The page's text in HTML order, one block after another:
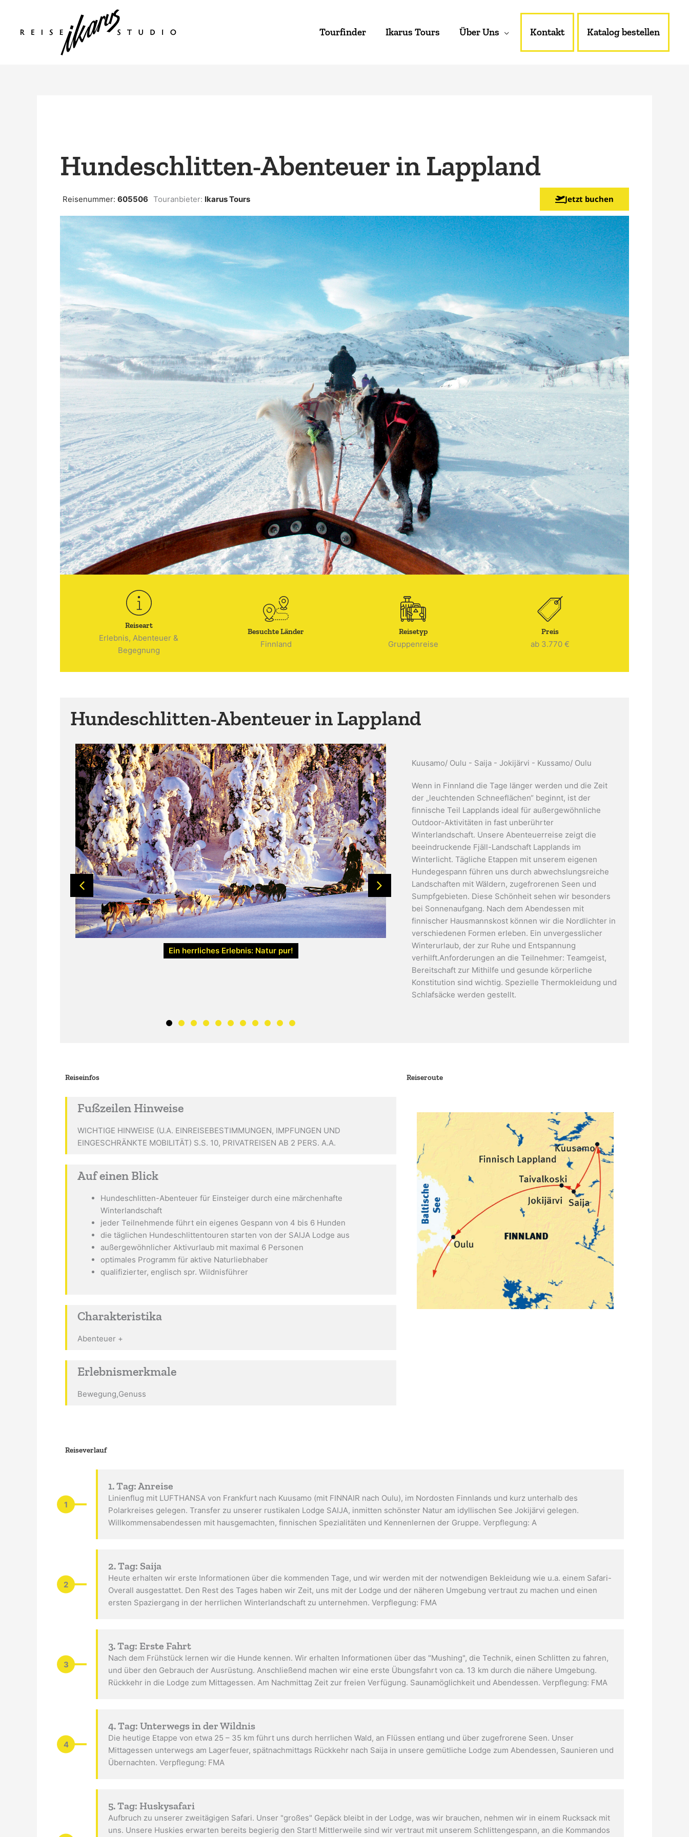
springen
Tourfinder Ikarus Tours Über Uns Kontakt Katalog bestellen
Hundeschlitten-Abenteuer in Lappland
Reisenummer: 605506 Touranbieter: Ikarus Tours Jetzt buchen
Reiseart
Erlebnis, Abenteuer &
Begegnung
Besuchte Länder
Finnland
Reisetyp
Gruppenreise
Preis
ab 3.770 €
Hundeschlitten-Abenteuer in Lappland
Ein herrliches Erlebnis: Natur pur!
Unsere treuen Freunde
Kuusamo/ Oulu - Saija - Jokijärvi - Kussamo/ Oulu
Wenn in Finnland die Tage länger werden und die Zeit
der „leuchtenden Schneeflächen“ beginnt, ist der
finnische Teil Lapplands ideal für außergewöhnliche
Outdoor-Aktivitäten in fast unberührter
Winterlandschaft. Unsere Abenteuerreise zeigt die
beeindruckende Fjäll-Landschaft Lapplands im
Winterlicht. Tägliche Etappen mit unserem eigenen
Hundegespann führen uns durch abwechslungsreiche
Landschaften mit Wäldern, zugefrorenen Seen und
Sumpfgebieten. Diese Schönheit sehen wir besonders
bei Sonnenaufgang. Nach dem Abendessen mit
finnischer Hausmannskost können wir die Nordlichter in
verschiedenen Formen erleben. Ein unvergesslicher
Winterurlaub, der zur Ruhe und Entspannung
verhilft.Anforderungen an die Teilnehmer: Teamgeist,
Bereitschaft zur Mithilfe und gesunde körperliche
Konstitution sind wichtig. Spezielle Thermokleidung und
Schlafsäcke werden gestellt.
Reiseinfos
Fußzeilen Hinweise
WICHTIGE HINWEISE (U.A. EINREISEBESTIMMUNGEN, IMPFUNGEN UND
EINGESCHRÄNKTE MOBILITÄT) S.S. 10, PRIVATREISEN AB 2 PERS. A.A.
Auf einen Blick
Hundeschlitten-Abenteuer für Einsteiger durch eine märchenhafte
Winterlandschaft
jeder Teilnehmende führt ein eigenes Gespann von 4 bis 6 Hunden
die täglichen Hundeschlittentouren starten von der SAIJA Lodge aus
außergewöhnlicher Aktivurlaub mit maximal 6 Personen
optimales Programm für aktive Naturliebhaber
qualifizierter, englisch spr. Wildnisführer
Charakteristika
Abenteuer +
Erlebnismerkmale
Bewegung,Genuss
Reiseroute
Reiseverlauf
1
1. Tag: Anreise
Linienflug mit LUFTHANSA von Frankfurt nach Kuusamo (mit FINNAIR nach Oulu), im Nordosten Finnlands und kurz unterhalb des
Polarkreises gelegen. Transfer zu unserer rustikalen Lodge SAIJA, inmitten schönster Natur am idyllischen See Jokijärvi gelegen.
Willkommensabendessen mit hausgemachten, finnischen Spezialitäten und Kennenlernen der Gruppe. Verpflegung: A
2
2. Tag: Saija
Heute erhalten wir erste Informationen über die kommenden Tage, und wir werden mit der notwendigen Bekleidung wie u.a. einem Safari-
Overall ausgestattet. Den Rest des Tages haben wir Zeit, uns mit der Lodge und der näheren Umgebung vertraut zu machen und einen
ersten Spaziergang in der herrlichen Winterlandschaft zu unternehmen. Verpflegung: FMA
3
3. Tag: Erste Fahrt
Nach dem Frühstück lernen wir die Hunde kennen. Wir erhalten Informationen über das "Mushing", die Technik, einen Schlitten zu fahren,
und über den Gebrauch der Ausrüstung. Anschließend machen wir eine erste Übungsfahrt von ca. 13 km durch die nähere Umgebung.
Rückkehr in die Lodge zum Mittagessen. Am Nachmittag Zeit zur freien Verfügung. Saunamöglichkeit und Abendessen. Verpflegung: FMA
4
4. Tag: Unterwegs in der Wildnis
Die heutige Etappe von etwa 25 – 35 km führt uns durch herrlichen Wald, an Flüssen entlang und über zugefrorene Seen. Unser
Mittagessen unterwegs am Lagerfeuer, spätnachmittags Rückkehr nach Saija in unsere gemütliche Lodge zum Abendessen, Saunieren und
Übernachten. Verpflegung: FMA
5. Tag: Huskysafari
Aufbruch zu unserer zweitägigen Safari. Unser "großes" Gepäck bleibt in der Lodge, was wir brauchen, nehmen wir in einem Rucksack mit
uns. Unsere Huskies erwarten bereits begierig den Start! Mittlerweile sind wir vertraut mit unserem Schlittengespann, an die Kommandos